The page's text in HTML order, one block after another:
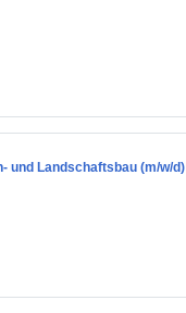
und Landschaftsbau (m/w/d)